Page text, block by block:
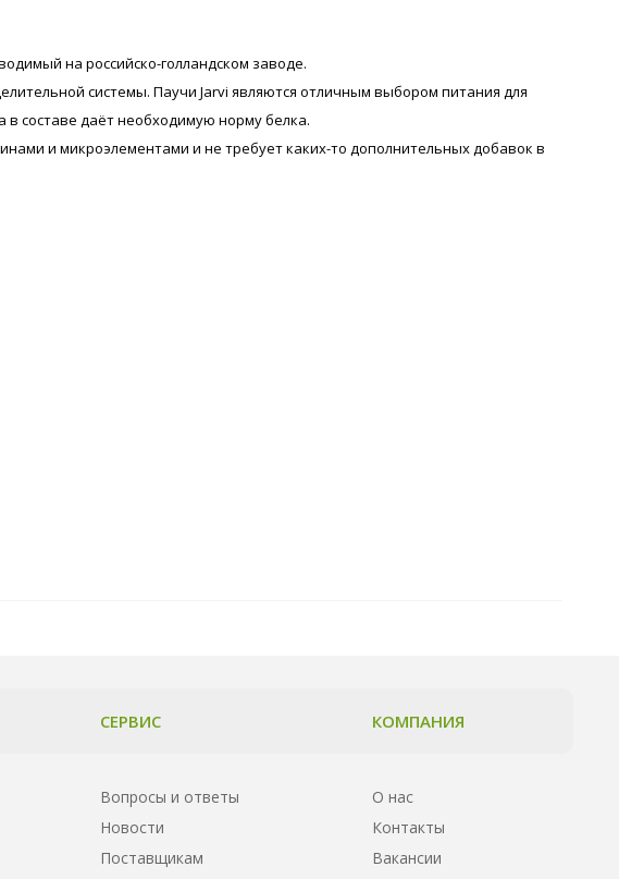
на российско-голландском заводе.
системы. Паучи Jarvi являются отличным выбором питания для
в составе даёт необходимую норму белка.
и микроэлементами и не требует каких-то дополнительных добавок в
СЕРВИС
Вопросы и ответы
Новости
Поставщикам
КОМПАНИЯ
О нас
Контакты
Вакансии